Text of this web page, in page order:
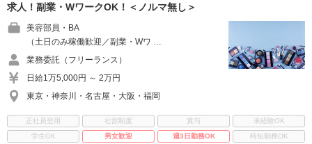
求人！副業・WワークOK！＜ノルマ無し＞
美容部員・BA
（土日のみ稼働歓迎／副業・Wワ …
業務委託（フリーランス）
日給1万5,000円 ～ 2万円
東京・神奈川・名古屋・大阪・福岡
正社員登用 社割制度 賞与
未経験OK
学生OK
男女歓迎 週3日勤務OK
時短勤務OK